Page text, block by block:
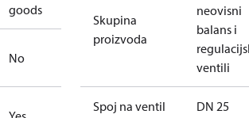
goods
No
Skupina
proizvoda
neovisni
balans i
ventili
Spoj na ventil DN 25